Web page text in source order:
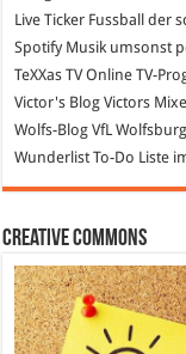
Live Ticker Fussball
der
SpotifyMusik umsonst
TeXXas TVOnline TV-
Victor's Blog Victors
Wolfs-Blog VfL
WunderlistTo-Do Liste
Creative Commons